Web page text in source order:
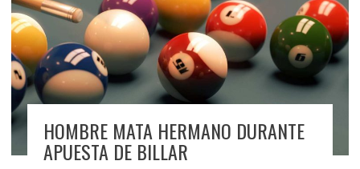
HOMBRE MATA HERMANO DURANTE
APUESTA DE BILLAR